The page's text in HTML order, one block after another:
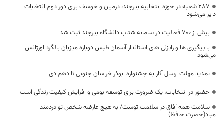
۲۸۷ شعبه در حوزه انتخابیه بیرجند، درمیان و خوسف برای دور دوم انتخابات
دایر می‌شود
بیش از ۷۰۰ فعالیت در سامانه شتاب دانشگاه بیرجند ثبت شد
با پیگیری ها و رایزنی های استاندار آسمان طبس دوباره میزبان بالگرد اورژانس
می‌شود
تمدید مهلت ارسال آثار به جشنواره ابوذر خراسان جنوبی تا دهم دی
حضور در انتخابات، یک ضرورت برای توسعه بومی و افزایش کیفیت زندگی است
سلامت همه آفاق در سلامت توست/ به هیچ عارضه شخص تو دردمند
مباد(حضرت حافظ)